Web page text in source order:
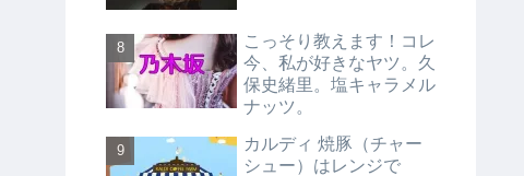
こっそり教えます！コレ
今、私が好きなヤツ。久
保史緒里。塩キャラメル
ナッツ。
カルディ 焼豚（チャー
シュー）はレンジで